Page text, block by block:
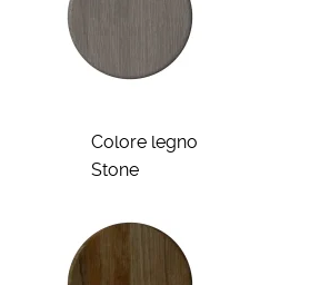
Colore legno
Stone